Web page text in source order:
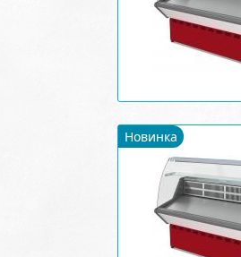
Новинка